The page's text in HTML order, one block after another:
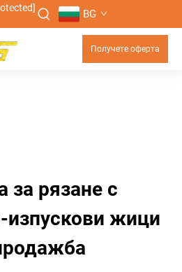
BG
Получете оферта
за рязане с
изпускови жици